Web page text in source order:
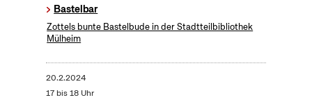
Bastelbar
Zottels bunte Bastelbude in der Stadtteilbibliothek
Mülheim
20.2.2024
17 bis 18 Uhr